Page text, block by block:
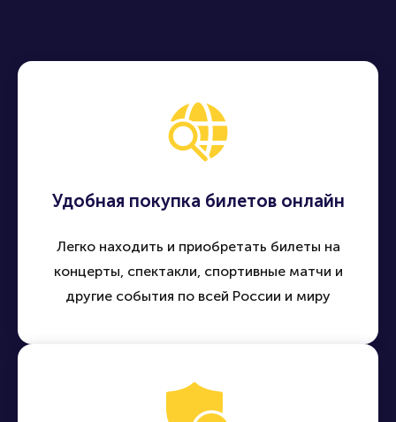
Удобная покупка билетов онлайн
Легко находить и приобретать билеты на
концерты, спектакли, спортивные матчи и
другие события по всей России и миру